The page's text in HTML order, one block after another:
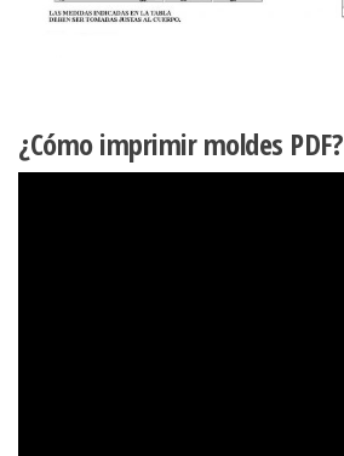
¿Cómo imprimir moldes PDF?